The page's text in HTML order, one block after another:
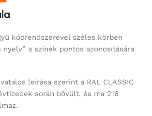
kódrendszerével széles körben
nyelv” a színek pontos azonosítására
leírása szerint a RAL CLASSIC
során bővült, és ma 216